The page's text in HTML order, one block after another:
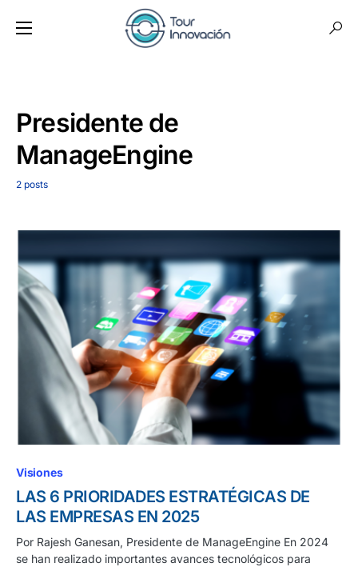
Presidente de
ManageEngine
2 posts
Visiones
LAS 6 PRIORIDADES ESTRATÉGICAS DE
LAS EMPRESAS EN 2025
Por Rajesh Ganesan, Presidente de ManageEngine En 2024
se han realizado importantes avances tecnológicos para